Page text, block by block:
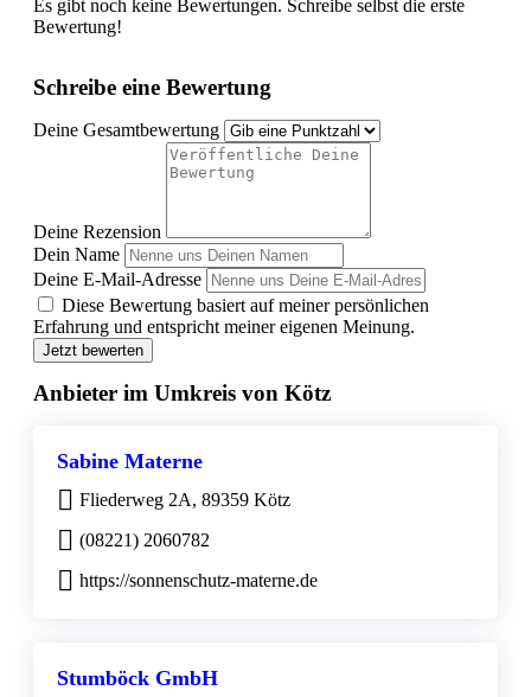
Es gibt noch keine Bewertungen. Schreibe selbst die erste
Bewertung!
Schreibe eine Bewertung
Deine Gesamtbewertung
Deine Rezension
Dein Name
Deine E-Mail-Adresse
Diese Bewertung basiert auf meiner persönlichen
Erfahrung und entspricht meiner eigenen Meinung.
Jetzt bewerten
Anbieter im Umkreis von Kötz
Sabine Materne
Fliederweg 2A, 89359 Kötz
(08221) 2060782
https://sonnenschutz-materne.de
Stumböck GmbH